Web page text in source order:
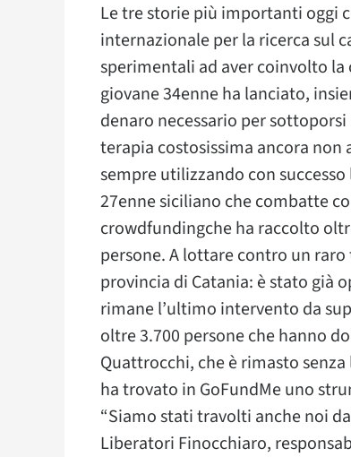
Le tre storie più importanti oggi
internazionale per la ricerca sul
sperimentali ad aver coinvolto
giovane 34enne ha lanciato,
denaro necessario per
terapia costosissima ancora
sempre utilizzando con
27enne siciliano che combatte
crowdfundingche ha raccolto
persone. A lottare contro un
provincia di Catania: è stato già
rimane l’ultimo intervento da
oltre 3.700 persone che hanno
Quattrocchi, che è rimasto
ha trovato in GoFundMe uno
“Siamo stati travolti anche noi
Liberatori Finocchiaro,